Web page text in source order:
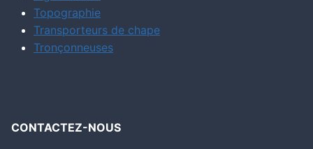
Topographie
Transporteurs de chape
Tronçonneuses
CONTACTEZ-NOUS